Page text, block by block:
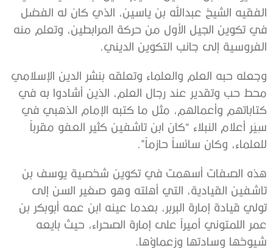
الفقيه الشيخ عبدالله بن ياسين، الذي كان له الفضل
في تكوين الجيل الأول من حركة المرابطين، وتعلم منه
الفروسية إلى جانب التكوين الديني.
وجعله حبه العلم والعلماء وتعلقه بنشر الدين الإسلامي
محط حب وتقدير عند رجال العلم، الذين أشادوا به في
كتاباتهم وأعمالهم، مثل ما كتبه الإمام الذهبي في
سِيَر أعلام النبلاء “كان ابن تاشفين كثير العفو مقرباً
للعلماء، وكان سائساً حازماً”.
هذه الصفات أسهمت في تكوين شخصية يوسف بن
تاشفين القيادية، التي أهلته وهو صغير السن إلى
تولي قيادة إمارة البربر، بعدما عينه ابن عمه أبوبكر بن
عمر اللمتوني أميراً على إمارة الصحراء، حيث بايعه
شيوخها وسادتها وزعماؤها.